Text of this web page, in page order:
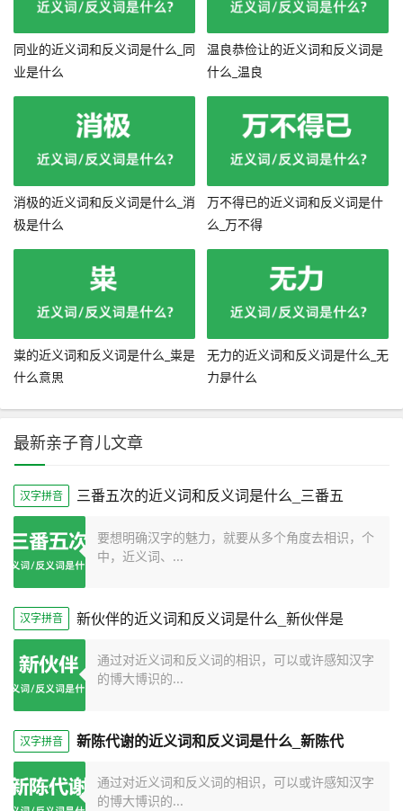
同业的近义词和反义词是什么_同
业是什么
温良恭俭让的近义词和反义词是
什么_温良
消极的近义词和反义词是什么_消
极是什么
万不得已的近义词和反义词是什
么_万不得
粜的近义词和反义词是什么_粜是
什么意思
无力的近义词和反义词是什么_无
力是什么
最新亲子育儿文章
汉字拼音 三番五次的近义词和反义词是什么_三番五
要想明确汉字的魅力，就要从多个角度去相识，个
中，近义词、...
汉字拼音 新伙伴的近义词和反义词是什么_新伙伴是
通过对近义词和反义词的相识，可以或许感知汉字
的博大博识的...
汉字拼音 新陈代谢的近义词和反义词是什么_新陈代
通过对近义词和反义词的相识，可以或许感知汉字
的博大博识的...